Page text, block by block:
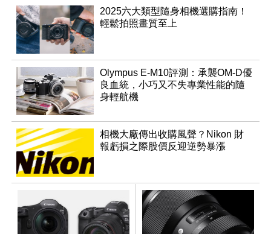
2025六大類型隨身相機選購指南！
輕鬆拍照畫質至上
Olympus E-M10評測：承襲OM-D優
良血統，小巧又不失專業性能的隨
身輕航機
相機大廠傳出收購風聲？Nikon 財
報虧損之際股價反迎逆勢暴漲